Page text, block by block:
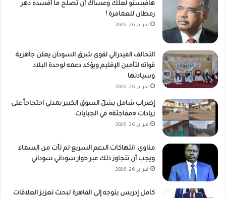
هافيستو لعلك وعساكَ أن تُصلح ما أفسده دهر
رمطان للعمامرة !
فبراير 26, 2026
التحالف الفيدرالي لقوى شرق السودان يعلن جاهزية
قواته لتأمين الإقليم ويؤكد دعمه لوحدة البلاد
وسيادتها
فبراير 26, 2026
إضراب شامل يشلّ السوق الكبير بمدني احتجاجاً على
زيادات «مفاجئة» في الجبايات
فبراير 26, 2026
مناوي: انتهاكات الدعم السريع لم تأت من السماء
ويجب أن تتجاوز ذلك عبر حوار سوداني سوداني
فبراير 26, 2026
كامل إدريس يتوجه إلى القاهرة لبحث تعزيز العلاقات